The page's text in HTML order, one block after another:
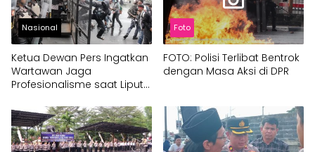
Nasional
Ketua Dewan Pers Ingatkan
Wartawan Jaga
Profesionalisme saat Liput
Foto
FOTO: Polisi Terlibat Bentrok
dengan Masa Aksi di DPR